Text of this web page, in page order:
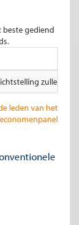
gediend
zullen
leden van het
economenpanel